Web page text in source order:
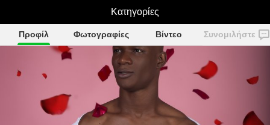
martin-killerx
Προφίλ Φωτογραφίες Βίντεο Συνομιλήστε
Κατηγορίες